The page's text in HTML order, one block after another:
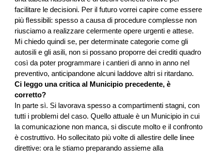
facilitare le decisioni. Per il futuro vorrei capire come essere
più ﬂessibili: spesso a causa di procedure complesse non
riusciamo a realizzare celermente opere urgenti e attese.
Mi chiedo quindi se, per determinate categorie come gli
autosili e gli asili, non si possano proporre dei crediti quadro
così da poter programmare i cantieri di anno in anno nel
preventivo, anticipandone alcuni laddove altri si ritardano.
Ci leggo una critica al Municipio precedente, è
corretto?
In parte sì. Si lavorava spesso a compartimenti stagni, con
tutti i problemi del caso. Quello attuale è un Municipio in cui
la comunicazione non manca, si discute molto e il confronto
è costruttivo. Ho sollecitato più volte di allestire delle linee
direttive: ora le stiamo preparando assieme alla